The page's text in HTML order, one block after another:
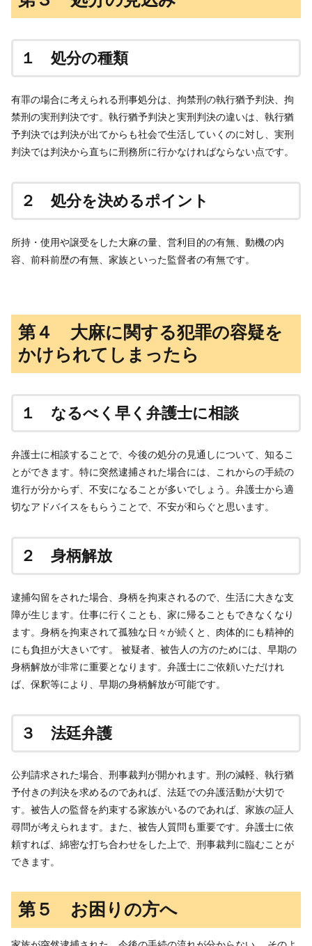
１ 処分の種類
有罪の場合に考えられる刑事処分は、拘禁刑の執行猶予判決、拘
禁刑の実刑判決です。執行猶予判決と実刑判決の違いは、執行猶
予判決では判決が出てからも社会で生活していくのに対し、実刑
判決では判決から直ちに刑務所に行かなければならない点です。
２ 処分を決めるポイント
所持・使用や譲受をした大麻の量、営利目的の有無、動機の内
容、前科前歴の有無、家族といった監督者の有無です。
第４ 大麻に関する犯罪の容疑を
かけられてしまったら
１ なるべく早く弁護士に相談
弁護士に相談することで、今後の処分の見通しについて、知るこ
とができます。特に突然逮捕された場合には、これからの手続の
進行が分からず、不安になることが多いでしょう。弁護士から適
切なアドバイスをもらうことで、不安が和らぐと思います。
２ 身柄解放
逮捕勾留をされた場合、身柄を拘束されるので、生活に大きな支
障が生じます。仕事に行くことも、家に帰ることもできなくなり
ます。身柄を拘束されて孤独な日々が続くと、肉体的にも精神的
にも負担が大きいです。 被疑者、被告人の方のためには、早期の
身柄解放が非常に重要となります。弁護士にご依頼いただけれ
ば、保釈等により、早期の身柄解放が可能です。
３ 法廷弁護
公判請求された場合、刑事裁判が開かれます。刑の減軽、執行猶
予付きの判決を求めるのであれば、法廷での弁護活動が大切で
す。被告人の監督を約束する家族がいるのであれば、家族の証人
尋問が考えられます。また、被告人質問も重要です。弁護士に依
頼すれば、綿密な打ち合わせをした上で、刑事裁判に臨むことが
できます。
第５ お困りの方へ